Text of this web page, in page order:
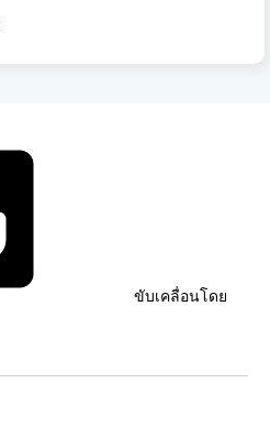
ขับเคลื่อนโดย